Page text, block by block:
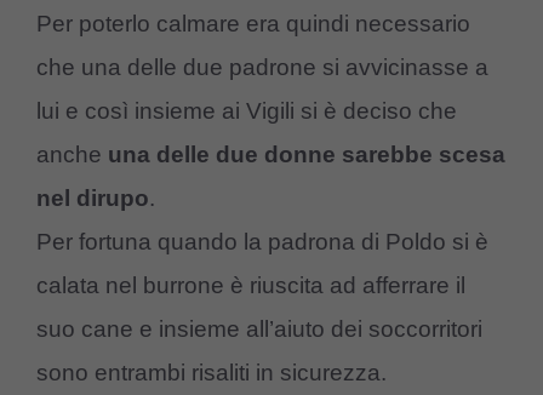
Per poterlo calmare era quindi necessario
che una delle due padrone si avvicinasse a
lui e così insieme ai Vigili si è deciso che
anche una delle due donne sarebbe scesa
nel dirupo.
Per fortuna quando la padrona di Poldo si è
calata nel burrone è riuscita ad afferrare il
suo cane e insieme all’aiuto dei soccorritori
sono entrambi risaliti in sicurezza.